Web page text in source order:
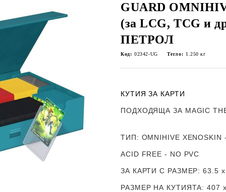
GUARD
(за LCG, TCG и
ПЕТРОЛ
Код: 02342-UG Тегло: 1.250 кг
КУТИЯ ЗА КАРТИ
ПОДХОДЯЩА ЗА MAGIC
ТИП: OMNIHIVE XENOSKIN
ACID FREE - NO PVC
ЗА КАРТИ С РАЗМЕР:63.5
РАЗМЕР НА КУТИЯТА: 407